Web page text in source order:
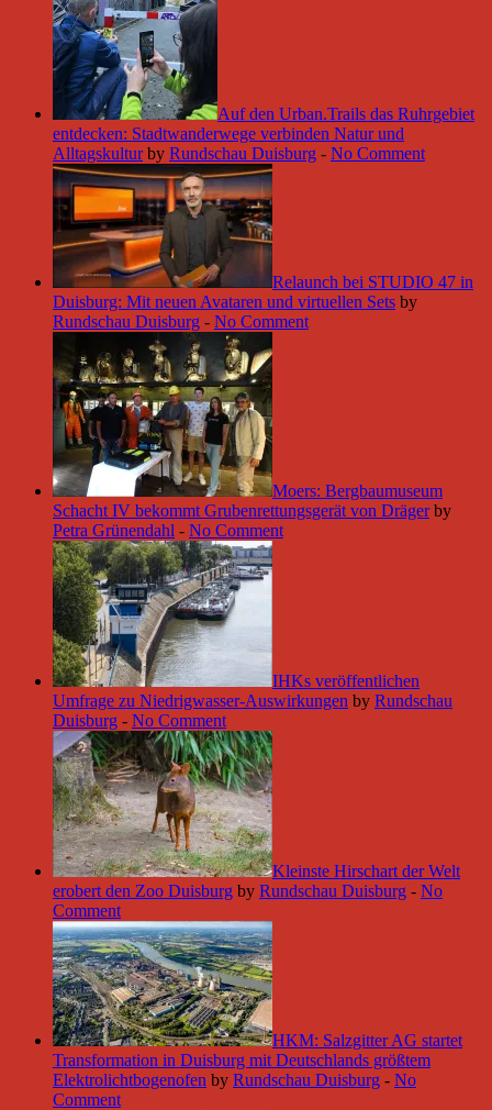
Auf den Urban.Trails das Ruhrgebiet
entdecken: Stadtwanderwege verbinden Natur und
Alltagskultur by Rundschau Duisburg - No Comment
Relaunch bei STUDIO 47 in
Duisburg: Mit neuen Avataren und virtuellen Sets by
Rundschau Duisburg - No Comment
Moers: Bergbaumuseum
Schacht IV bekommt Grubenrettungsgerät von Dräger by
Petra Grünendahl - No Comment
IHKs veröffentlichen
Umfrage zu Niedrigwasser-Auswirkungen by Rundschau
Duisburg - No Comment
Kleinste Hirschart der Welt
erobert den Zoo Duisburg by Rundschau Duisburg - No
Comment
HKM: Salzgitter AG startet
Transformation in Duisburg mit Deutschlands größtem
Elektrolichtbogenofen by Rundschau Duisburg - No
Comment